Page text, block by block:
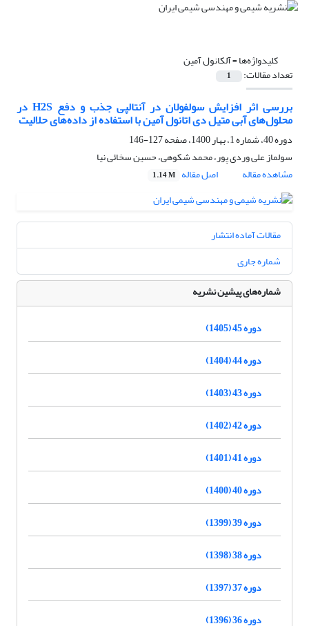
کلیدواژه‌ها =آلکانول آمین
تعداد مقالات: 1
بررسی اثر افزایش سولفولان در آنتالپی جذب و دفع H2S در
محلول‌های آبی متیل دی اتانول آمین با استفاده از داده‌های حلالیت
دوره 40، شماره 1، بهار 1400، صفحه
127-146
سولماز علی وردی پور، محمد شکوهی، حسین سخائی نیا
مشاهده مقاله
اصل مقاله 1.14 M
مقالات آماده انتشار
شماره جاری
شماره‌های پیشین نشریه
دوره 45 (1405)
دوره 44 (1404)
دوره 43 (1403)
دوره 42 (1402)
دوره 41 (1401)
دوره 40 (1400)
دوره 39 (1399)
دوره 38 (1398)
دوره 37 (1397)
دوره 36 (1396)